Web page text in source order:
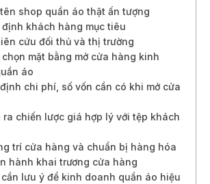
shop quần áo thật ấn tượng
định khách hàng mục tiêu
cứu đối thủ và thị trường
chọn mặt bằng mở cửa hàng kinh
áo
định chi phí, số vốn cần có khi mở cửa
ra chiến lược giá hợp lý với tệp khách
trí cửa hàng và chuẩn bị hàng hóa
hành khai trương cửa hàng
lưu ý để kinh doanh quần áo hiệu